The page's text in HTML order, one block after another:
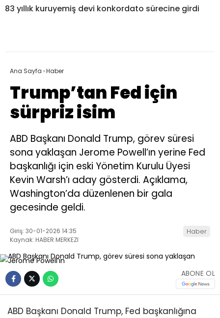
83 yıllık kuruyemiş devi konkordato sürecine girdi
Ana Sayfa ›Haber
Trump’tan Fed için
sürpriz isim
ABD Başkanı Donald Trump, görev süresi
sona yaklaşan Jerome Powell’ın yerine Fed
başkanlığı için eski Yönetim Kurulu Üyesi
Kevin Warsh’ı aday gösterdi. Açıklama,
Washington’da düzenlenen bir gala
gecesinde geldi.
Giriş: 30-01-2026 14:35
Kaynak: HABER MERKEZI
Haber
ABONE OL
ABD Başkanı Donald Trump, Fed başkanlığına